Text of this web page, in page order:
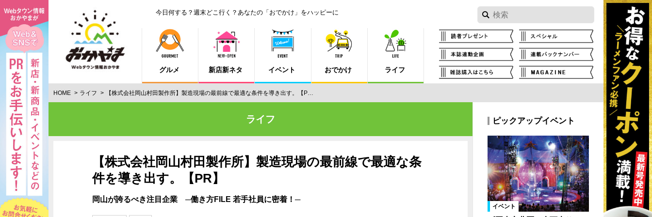
今日何する？週末どこ行く？あなたの「おでかけ」をハッピーに
グルメ 新店新ネタ イベント おでかけ ライフ
HOME ライフ 【株式会社岡山村田製作所】製造現場の最前線で最適な条件を導き出す。【P…
ライフ
【株式会社岡山村田製作所】製造現場の最前線で最適な条
件を導き出す。【PR】
岡山が誇るべき注目企業 ─働き方FILE 若手社員に密着！─
ピックアップイベント
イベント